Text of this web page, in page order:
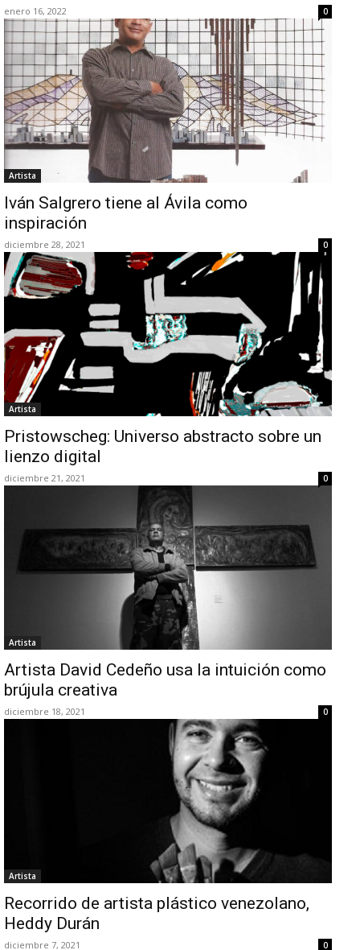
enero 16, 2022 0
Artista
Iván Salgrero tiene al Ávila como
inspiración
diciembre 28, 2021 0
Artista
Pristowscheg: Universo abstracto sobre un
lienzo digital
diciembre 21, 2021 0
Artista
Artista David Cedeño usa la intuición como
brújula creativa
diciembre 18, 2021 0
Artista
Recorrido de artista plástico venezolano,
Heddy Durán
diciembre 7, 2021 0